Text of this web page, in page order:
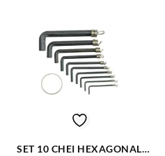
SET 10 CHEI HEXAGONALE